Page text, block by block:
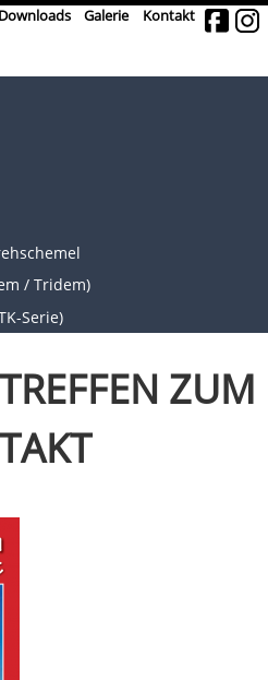
Downloads Galerie Kontakt
/ Tridem)
Serie)
ZUM